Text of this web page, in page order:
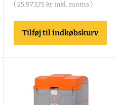
( 25.973,75 kr inkl. moms )
Tilføj til indkøbskurv